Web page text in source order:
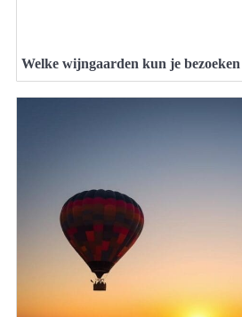
Welke wijngaarden kun je